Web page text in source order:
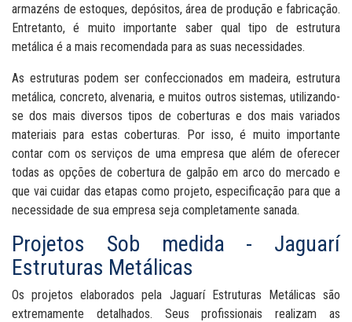
armazéns de estoques, depósitos, área de produção e fabricação.
Entretanto, é muito importante saber qual tipo de estrutura
metálica é a mais recomendada para as suas necessidades.
As estruturas podem ser confeccionados em madeira, estrutura
metálica, concreto, alvenaria, e muitos outros sistemas, utilizando-
se dos mais diversos tipos de coberturas e dos mais variados
materiais para estas coberturas. Por isso, é muito importante
contar com os serviços de uma empresa que além de oferecer
todas as opções de cobertura de galpão em arco do mercado e
que vai cuidar das etapas como projeto, especificação para que a
necessidade de sua empresa seja completamente sanada.
Projetos Sob medida - Jaguarí
Estruturas Metálicas
Os projetos elaborados pela Jaguarí Estruturas Metálicas são
extremamente detalhados. Seus profissionais realizam as